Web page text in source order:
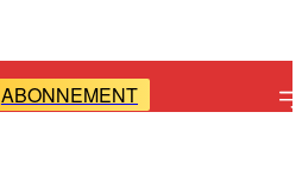
ABONNEMENT